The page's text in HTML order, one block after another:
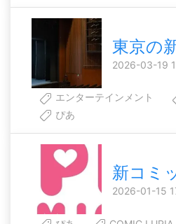
東京の
2026-03-19
エンターテインメント
ぴあ
新コミ
2026-01-15